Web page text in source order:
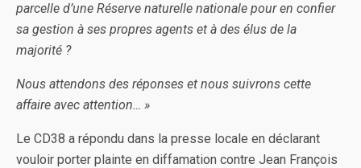
parcelle d’une Réserve naturelle nationale pour en confier
sa gestion à ses propres agents et à des élus de la
majorité ?
Nous attendons des réponses et nous suivrons cette
affaire avec attention… »
Le CD38 a répondu dans la presse locale en déclarant
vouloir porter plainte en diffamation contre Jean François